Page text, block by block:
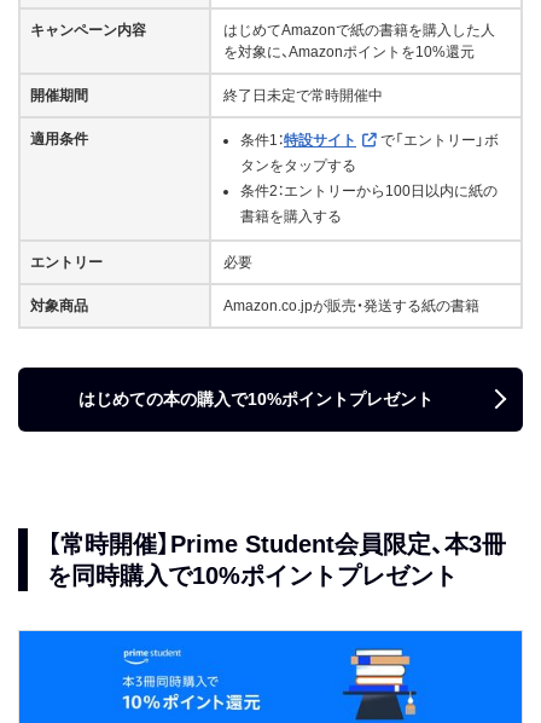
キャンペーン内容
はじめてAmazonで紙の書籍を購入した人
を対象に、Amazonポイントを10%還元
開催期間 終了日未定で常時開催中
適用条件 条件1：特設サイト
で「エントリー」ボ
タンをタップする
条件2：エントリーから100日以内に紙の
書籍を購入する
エントリー 必要
対象商品 Amazon.co.jpが販売・発送する紙の書籍
はじめての本の購入で10%ポイントプレゼント
【常時開催】Prime Student会員限定、本3冊
を同時購入で10%ポイントプレゼント